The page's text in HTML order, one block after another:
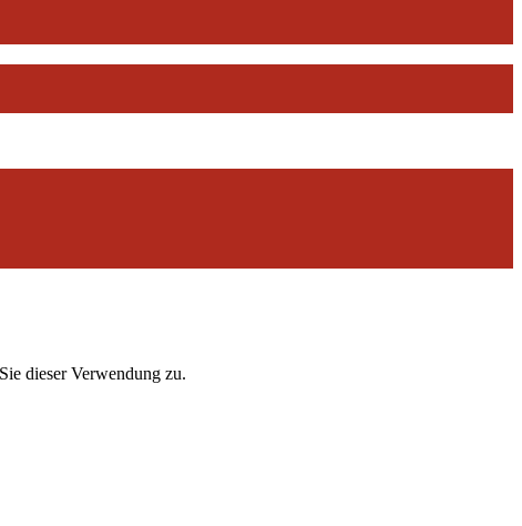
dieser Verwendung zu.